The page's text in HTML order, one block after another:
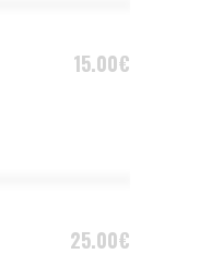
15.00€
25.00€